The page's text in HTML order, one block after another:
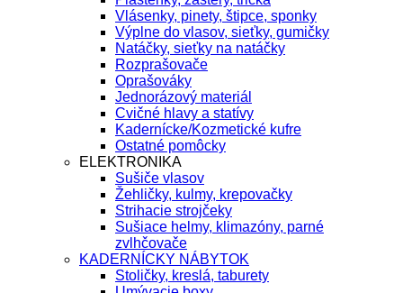
Vlásenky, pinety, štipce, sponky
Výplne do vlasov, sieťky, gumičky
Natáčky, sieťky na natáčky
Rozprašovače
Oprašováky
Jednorázový materiál
Cvičné hlavy a statívy
Kadernícke/Kozmetické kufre
Ostatné pomôcky
ELEKTRONIKA
Sušiče vlasov
Žehličky, kulmy, krepovačky
Strihacie strojčeky
Sušiace helmy, klimazóny, parné
zvlhčovače
KADERNÍCKY NÁBYTOK
Stoličky, kreslá, taburety